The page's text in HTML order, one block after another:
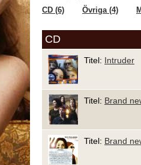
CD (6)
Övriga (4)
CD
Titel: Intruder
Titel: Brand
Titel: Brand